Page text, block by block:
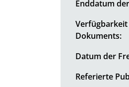
Enddatum
Verfügbarkeit
Dokuments:
Datum der
Referierte